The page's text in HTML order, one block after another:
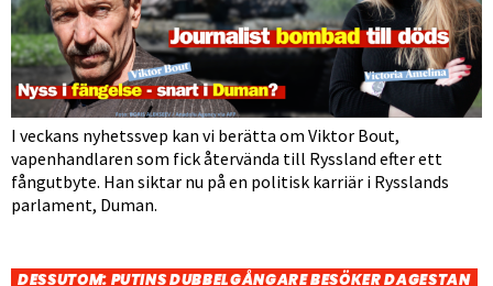
I veckans nyhetssvep kan vi berätta om Viktor Bout,
vapenhandlaren som fick återvända till Ryssland efter ett
fångutbyte. Han siktar nu på en politisk karriär i Rysslands
parlament, Duman.
DESSUTOM: PUTINS DUBBELGÅNGARE BESÖKER DAGESTAN